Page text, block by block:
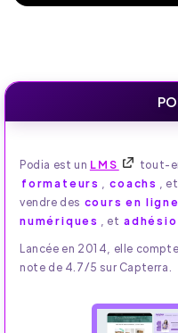
Podia est un LMS tout-
formateurs
coachs , et
vendre des cours en ligne
numériques
, et
Lancée en 2014, elle
note de 4.7/5 sur Capterra.